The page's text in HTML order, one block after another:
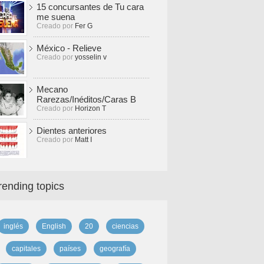
15 concursantes de Tu cara
me suena
Creado por Fer G
México - Relieve
Creado por yosselin v
Mecano
Rarezas/Inéditos/Caras B
Creado por Horizon T
Dientes anteriores
Creado por Matt I
topics
inglés English 20 ciencias
capitales países geografía